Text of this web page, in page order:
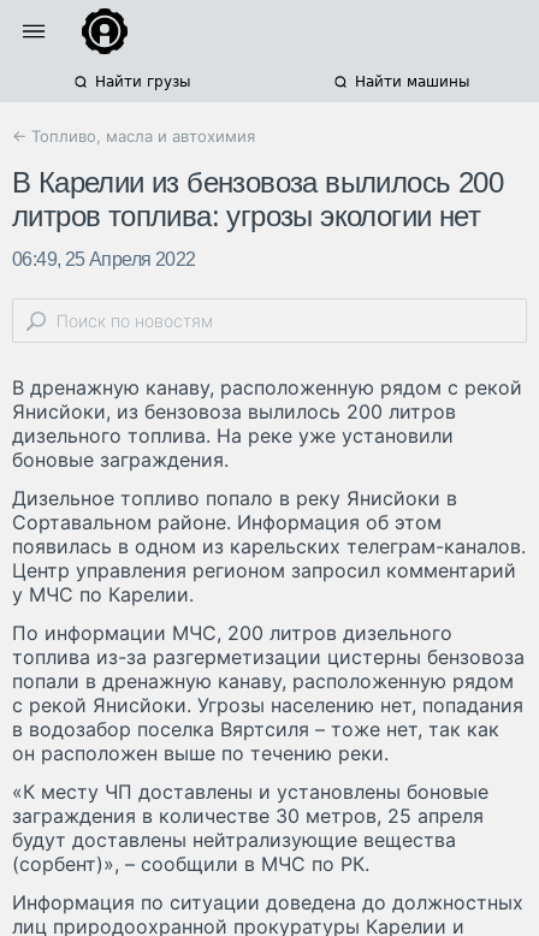
Найти грузы Найти машины
← Топливо, масла и автохимия
В Карелии из бензовоза вылилось 200
литров топлива: угрозы экологии нет
06:49, 25 Апреля 2022
В дренажную канаву, расположенную рядом с рекой
Янисйоки, из бензовоза вылилось 200 литров
дизельного топлива. На реке уже установили
боновые заграждения.
Дизельное топливо попало в реку Янисйоки в
Сортавальном районе. Информация об этом
появилась в одном из карельских телеграм-каналов.
Центр управления регионом запросил комментарий
у МЧС по Карелии.
По информации МЧС, 200 литров дизельного
топлива из-за разгерметизации цистерны бензовоза
попали в дренажную канаву, расположенную рядом
с рекой Янисйоки. Угрозы населению нет, попадания
в водозабор поселка Вяртсиля – тоже нет, так как
он расположен выше по течению реки.
«К месту ЧП доставлены и установлены боновые
заграждения в количестве 30 метров, 25 апреля
будут доставлены нейтрализующие вещества
(сорбент)», – сообщили в МЧС по РК.
Информация по ситуации доведена до должностных
лиц природоохранной прокуратуры Карелии и